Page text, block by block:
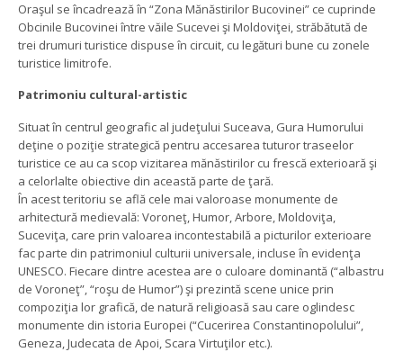
Oraşul se încadrează în “Zona Mănăstirilor Bucovinei” ce cuprinde
Obcinile Bucovinei între văile Sucevei şi Moldoviţei, străbătută de
trei drumuri turistice dispuse în circuit, cu legături bune cu zonele
turistice limitrofe.
Patrimoniu cultural-artistic
Situat în centrul geografic al judeţului Suceava, Gura Humorului
deţine o poziţie strategică pentru accesarea tuturor traseelor
turistice ce au ca scop vizitarea mănăstirilor cu frescă exterioară şi
a celorlalte obiective din această parte de ţară.
În acest teritoriu se află cele mai valoroase monumente de
arhitectură medievală: Voroneţ, Humor, Arbore, Moldoviţa,
Suceviţa, care prin valoarea incontestabilă a picturilor exterioare
fac parte din patrimoniul culturii universale, incluse în evidenţa
UNESCO. Fiecare dintre acestea are o culoare dominantă (“albastru
de Voroneţ”, “roşu de Humor”) şi prezintă scene unice prin
compoziţia lor grafică, de natură religioasă sau care oglindesc
monumente din istoria Europei (“Cucerirea Constantinopolului”,
Geneza, Judecata de Apoi, Scara Virtuţilor etc.).